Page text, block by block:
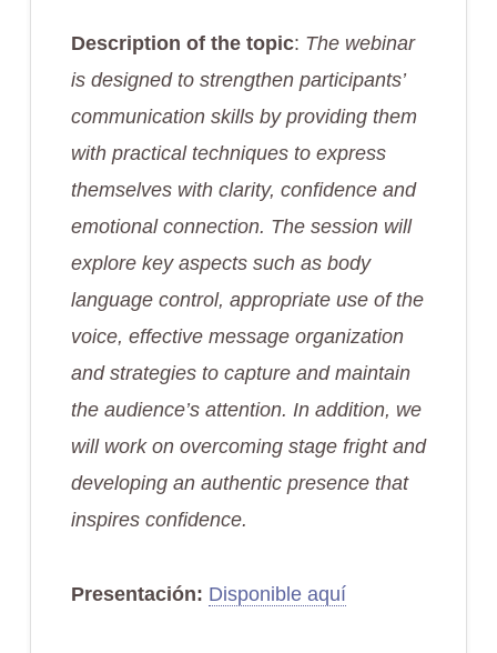
Description of the topic: The webinar
is designed to strengthen participants’
communication skills by providing them
with practical techniques to express
themselves with clarity, confidence and
emotional connection. The session will
explore key aspects such as body
language control, appropriate use of the
voice, effective message organization
and strategies to capture and maintain
the audience’s attention. In addition, we
will work on overcoming stage fright and
developing an authentic presence that
inspires confidence.
Presentación: Disponible aquí